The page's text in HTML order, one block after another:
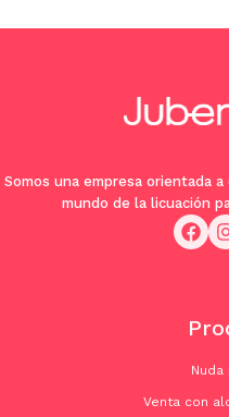
Somos una empresa orientada
mundo de la licuación
Venta con